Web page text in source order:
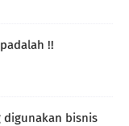
!!
digunakan bisnis